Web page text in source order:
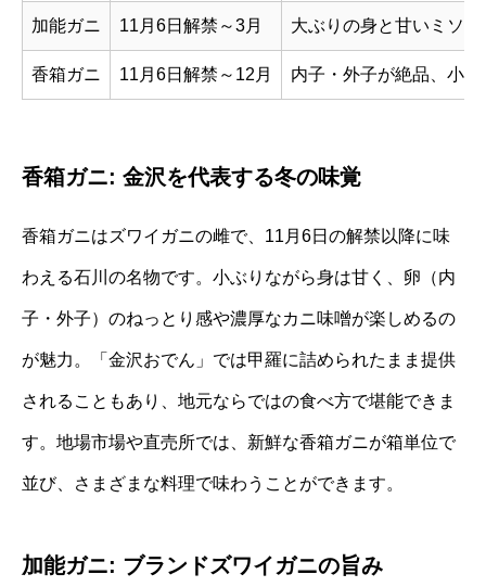
加能ガニ 11月6日解禁～3月 大ぶりの身と甘いミソ
香箱ガニ 11月6日解禁～12月 内子・外子が絶品、小
香箱ガニ: 金沢を代表する冬の味覚
香箱ガニはズワイガニの雌で、11月6日の解禁以降に味
わえる石川の名物です。小ぶりながら身は甘く、卵（内
子・外子）のねっとり感や濃厚なカニ味噌が楽しめるの
が魅力。「金沢おでん」では甲羅に詰められたまま提供
されることもあり、地元ならではの食べ方で堪能できま
す。地場市場や直売所では、新鮮な香箱ガニが箱単位で
並び、さまざまな料理で味わうことができます。
加能ガニ: ブランドズワイガニの旨み